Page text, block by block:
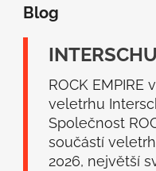
Blog
ROCK EMPIRE
veletrhu
Společnost
součástí
2026, největší